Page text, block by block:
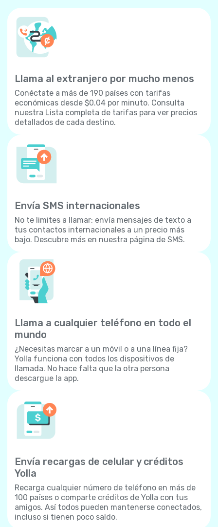
Llama al extranjero por mucho menos
Conéctate a más de 190 países con tarifas
económicas desde $0.04 por minuto. Consulta
nuestra Lista completa de tarifas para ver precios
detallados de cada destino.
Envía SMS internacionales
No te limites a llamar: envía mensajes de texto a
tus contactos internacionales a un precio más
bajo. Descubre más en nuestra página de SMS.
Llama a cualquier teléfono en todo el
mundo
¿Necesitas marcar a un móvil o a una línea fija?
Yolla funciona con todos los dispositivos de
llamada. No hace falta que la otra persona
descargue la app.
Envía recargas de celular y créditos
Yolla
Recarga cualquier número de teléfono en más de
100 países o comparte créditos de Yolla con tus
amigos. Así todos pueden mantenerse conectados,
incluso si tienen poco saldo.